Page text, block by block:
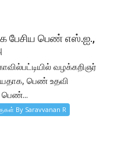
பேசிய பெண் எஸ்.ஐ.,
வழக்கறிஞர்
பெண் உதவி
By Saravvanan R